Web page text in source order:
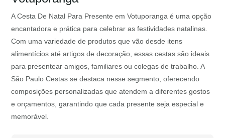
A Cesta De Natal Para Presente em Votuporanga é uma opção
encantadora e prática para celebrar as festividades natalinas.
Com uma variedade de produtos que vão desde itens
alimentícios até artigos de decoração, essas cestas são ideais
para presentear amigos, familiares ou colegas de trabalho. A
São Paulo Cestas se destaca nesse segmento, oferecendo
composições personalizadas que atendem a diferentes gostos
e orçamentos, garantindo que cada presente seja especial e
memorável.